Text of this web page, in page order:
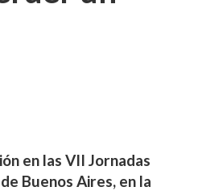
en las VII Jornadas
Buenos Aires, en la